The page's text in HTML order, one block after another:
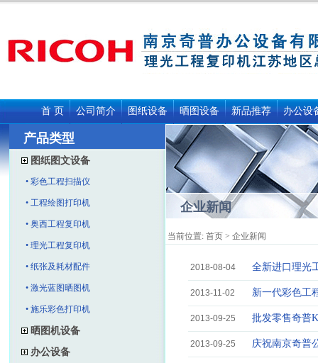
首 页 公司简介 图纸设备 晒图设备 新品推荐 办公设
产品类型
图纸图文设备
• 彩色工程扫描仪
• 工程绘图打印机
• 奥西工程复印机
• 理光工程复印机
• 纸张及耗材配件
• 激光蓝图晒图机
• 施乐彩色打印机
晒图机设备
办公设备
企业新闻
当前位置: 首页 > 企业新闻
2018-08-04 全新进口理光
2013-11-02 新一代彩色工
2013-09-25 批发零售奇普
2013-09-25 庆祝南京奇普